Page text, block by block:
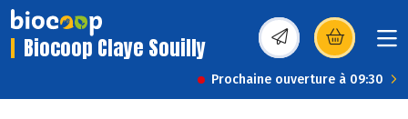
Biocoop Claye Souilly (s’ouvre dans une
Prochaine ouverture à 09:30